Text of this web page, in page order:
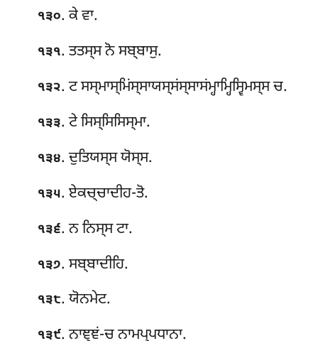
੧੩੦. ਕੇ ਵਾ.
੧੩੧. ਤਤਸ੍ਸ ਨੋ ਸਬ੍ਬਾਸੁ.
੧੩੨. ਟ ਸਸ੍ਮਾਸ੍ਮਿਂਸ੍ਸਾਯਸ੍ਸਂਸ੍ਸਾਸਂਮ੍ਹਾਮ੍ਹਿਸ੍ਵਿਮਸ੍ਸ ਚ.
੧੩੩. ਟੇ ਸਿਸ੍ਸਿਸਿਸ੍ਮਾ.
੧੩੪. ਦੁਤਿਯਸ੍ਸ ਯੋਸ੍ਸ.
੧੩੫. ਏਕਚ੍ਚਾਦੀਹ-ਤੋ.
੧੩੬. ਨ ਨਿਸ੍ਸ ਟਾ.
੧੩੭. ਸਬ੍ਬਾਦੀਹਿ.
੧੩੮. ਯੋਨਮੇਟ.
੧੩੯. ਨਾਞ੍ਞਂ-ਚ ਨਾਮਪ੍ਪਧਾਨਾ.